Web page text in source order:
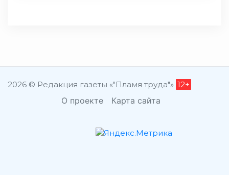
2026 © Редакция газеты «"Пламя труда"» 12+
О проекте Карта сайта